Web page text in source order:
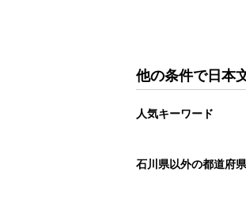
他の条件で日本
人気キーワード
石川県以外の都道府